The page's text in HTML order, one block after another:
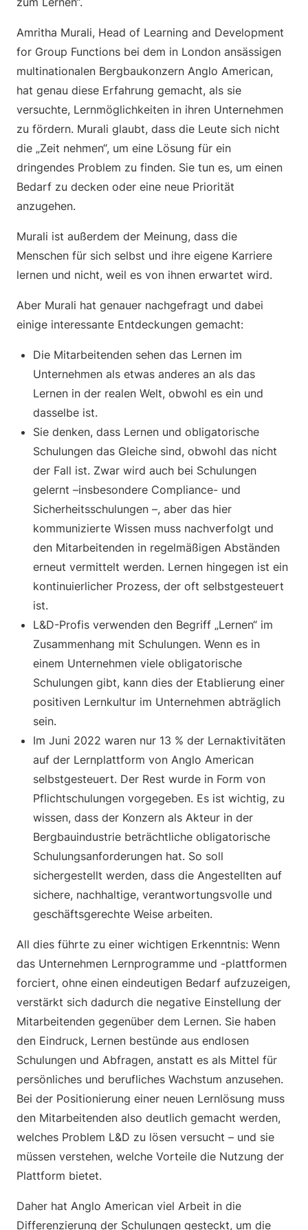
Amritha Murali, Head of Learning and Development
for Group Functions bei dem in London ansässigen
multinationalen Bergbaukonzern Anglo American,
hat genau diese Erfahrung gemacht, als sie
versuchte, Lernmöglichkeiten in ihren Unternehmen
zu fördern. Murali glaubt, dass die Leute sich nicht
die „Zeit nehmen“, um eine Lösung für ein
dringendes Problem zu finden. Sie tun es, um einen
Bedarf zu decken oder eine neue Priorität
anzugehen.
Murali ist außerdem der Meinung, dass die
Menschen für sich selbst und ihre eigene Karriere
lernen und nicht, weil es von ihnen erwartet wird.
Aber Murali hat genauer nachgefragt und dabei
einige interessante Entdeckungen gemacht:
Die Mitarbeitenden sehen das Lernen im
Unternehmen als etwas anderes an als das
Lernen in der realen Welt, obwohl es ein und
dasselbe ist.
Sie denken, dass Lernen und obligatorische
Schulungen das Gleiche sind, obwohl das nicht
der Fall ist. Zwar wird auch bei Schulungen
gelernt –insbesondere Compliance- und
Sicherheitsschulungen –, aber das hier
kommunizierte Wissen muss nachverfolgt und
den Mitarbeitenden in regelmäßigen Abständen
erneut vermittelt werden. Lernen hingegen ist ein
kontinuierlicher Prozess, der oft selbstgesteuert
ist.
L&D-Profis verwenden den Begriff „Lernen“ im
Zusammenhang mit Schulungen. Wenn es in
einem Unternehmen viele obligatorische
Schulungen gibt, kann dies der Etablierung einer
positiven Lernkultur im Unternehmen abträglich
sein.
Im Juni 2022 waren nur 13 % der Lernaktivitäten
auf der Lernplattform von Anglo American
selbstgesteuert. Der Rest wurde in Form von
Pflichtschulungen vorgegeben. Es ist wichtig, zu
wissen, dass der Konzern als Akteur in der
Bergbauindustrie beträchtliche obligatorische
Schulungsanforderungen hat. So soll
sichergestellt werden, dass die Angestellten auf
sichere, nachhaltige, verantwortungsvolle und
geschäftsgerechte Weise arbeiten.
All dies führte zu einer wichtigen Erkenntnis: Wenn
das Unternehmen Lernprogramme und -plattformen
forciert, ohne einen eindeutigen Bedarf aufzuzeigen,
verstärkt sich dadurch die negative Einstellung der
Mitarbeitenden gegenüber dem Lernen. Sie haben
den Eindruck, Lernen bestünde aus endlosen
Schulungen und Abfragen, anstatt es als Mittel für
persönliches und berufliches Wachstum anzusehen.
Bei der Positionierung einer neuen Lernlösung muss
den Mitarbeitenden also deutlich gemacht werden,
welches Problem L&D zu lösen versucht – und sie
müssen verstehen, welche Vorteile die Nutzung der
Plattform bietet.
Daher hat Anglo American viel Arbeit in die
Differenzierung der Schulungen gesteckt, um die